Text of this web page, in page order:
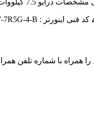
با شماره تلفن